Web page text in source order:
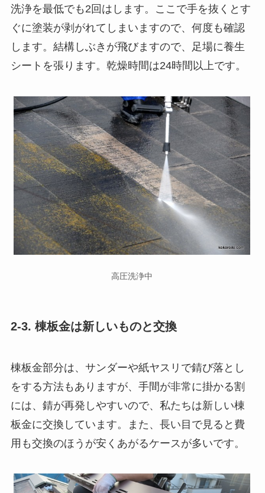
洗浄を最低でも2回はします。ここで手を抜くとす
ぐに塗装が剥がれてしまいますので、何度も確認
します。結構しぶきが飛びますので、足場に養生
シートを張ります。乾燥時間は24時間以上です。
高圧洗浄中
2-3. 棟板金は新しいものと交換
棟板金部分は、サンダーや紙ヤスリで錆び落とし
をする方法もありますが、手間が非常に掛かる割
には、錆が再発しやすいので、私たちは新しい棟
板金に交換しています。また、長い目で見ると費
用も交換のほうが安くあがるケースが多いです。